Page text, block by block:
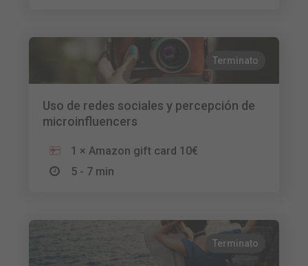
Terminato
Uso de redes sociales y percepción de
microinfluencers
1 × Amazon gift card 10€
5 - 7 min
Terminato